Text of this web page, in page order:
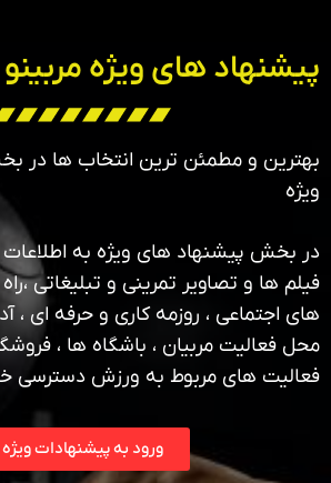
پیشنهاد های ویژه مربینو
بهترین و مطمئن ترین انتخاب ها در
ویژه
در بخش پیشنهاد های ویژه به
فیلم ها و تصاویر تمرینی و تبلیغاتی
های اجتماعی ، روزمه کاری و حرفه ای ،
محل فعالیت مربیان ، باشگاه ها ،
فعالیت های مربوط به ورزش دسترسی
ورود به پیشنهادات ویژه